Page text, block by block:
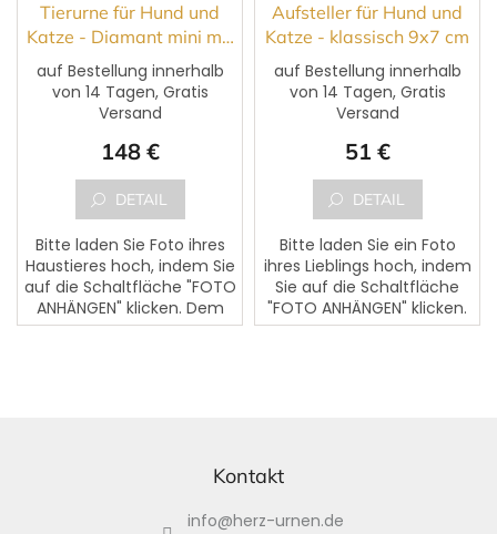
Tierurne für Hund und
Katze - Diamant mini mit
Foto
durchschnittliche
Sternen.
auf Bestellung innerhalb
von 14 Tagen, Gratis
Versand
148 €
DETAIL
Bitte laden Sie Foto ihres
Haustieres hoch, indem Sie
auf die Schaltfläche "FOTO
ANHÄNGEN" klicken. Dem
Foto kann ein Text
Aufsteller für Hund und
Katze - klassisch 9x7 cm
auf Bestellung innerhalb
von 14 Tagen, Gratis
Versand
51 €
DETAIL
Bitte laden Sie ein Foto
ihres Lieblings hoch, indem
Sie auf die Schaltfläche
"FOTO ANHÄNGEN" klicken.
Dem Foto kann ein Text
Kontakt
info@herz-urnen.de